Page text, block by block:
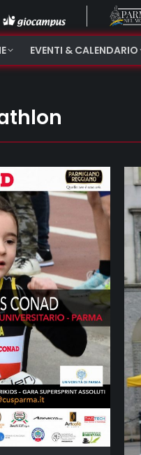
EVENTI & CALENDARIO